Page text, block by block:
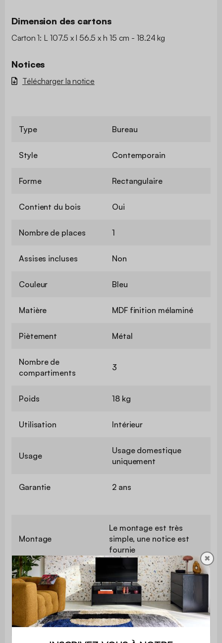
Dimension des cartons
Carton 1: L 107.5 x l 56.5 x h 15 cm - 18.24 kg
Notices
Télécharger la notice
Type Bureau
Style Contemporain
Forme Rectangulaire
Contient du bois Oui
Nombre de places 1
Assises incluses Non
Couleur Bleu
Matière MDF finition mélaminé
Piètement Métal
Nombre de
compartiments
3
Poids 18 kg
Utilisation Intérieur
Usage
Usage domestique
uniquement
Garantie 2 ans
Montage
Le montage est très
simple, une notice est
fournie
Longueur du
plateau
100 cm
Poids max.
supporté
25 kg
✖